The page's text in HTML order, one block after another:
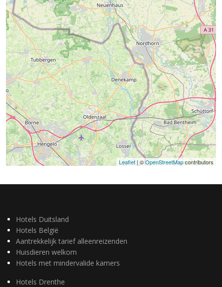
Leaflet | ©OpenStreetMapcontributors
Hotels Duitsland
Hotels België
Aantrekkelijk tarief alleenreizenden
Huisdieren welkom
Hotels met mindervalide kamers
Hotels Drenthe